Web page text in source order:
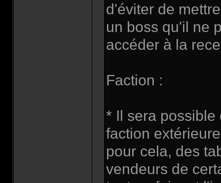
d'éviter de
un boss qu'il ne
accéder à la
Faction :
* Il sera
faction
pour cela, des
vendeurs de